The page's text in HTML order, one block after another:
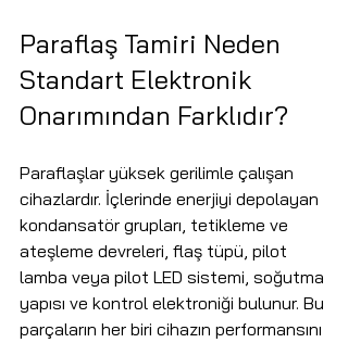
Paraflaş Tamiri Neden
Standart Elektronik
Onarımından Farklıdır?
Paraflaşlar yüksek gerilimle çalışan
cihazlardır. İçlerinde enerjiyi depolayan
kondansatör grupları, tetikleme ve
ateşleme devreleri, flaş tüpü, pilot
lamba veya pilot LED sistemi, soğutma
yapısı ve kontrol elektroniği bulunur. Bu
parçaların her biri cihazın performansını